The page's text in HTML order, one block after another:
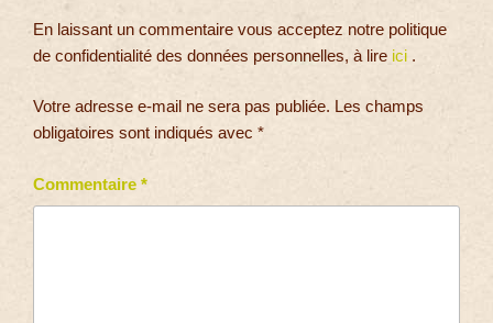
En laissant un commentaire vous acceptez notre politique
de confidentialité des données personnelles, à lire ici .
Votre adresse e-mail ne sera pas publiée. Les champs
obligatoires sont indiqués avec *
Commentaire *